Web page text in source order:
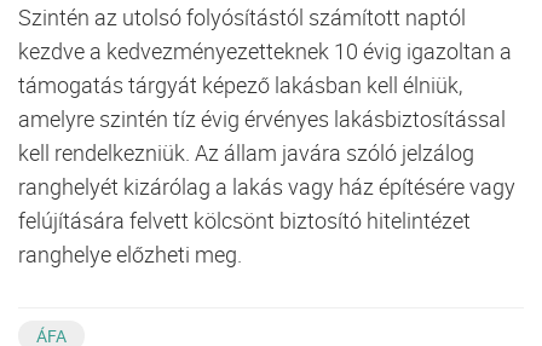
Szintén az utolsó folyósítástól számított naptól
kezdve a kedvezményezetteknek 10 évig igazoltan a
támogatás tárgyát képező lakásban kell élniük,
amelyre szintén tíz évig érvényes lakásbiztosítással
kell rendelkezniük. Az állam javára szóló jelzálog
ranghelyét kizárólag a lakás vagy ház építésére vagy
felújítására felvett kölcsönt biztosító hitelintézet
ranghelye előzheti meg.
ÁFA